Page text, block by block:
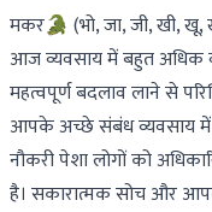
मकर🐊 (भो, जा, जी, खी, खू,
आज व्यवसाय में बहुत अधिक
महत्वपूर्ण बदलाव लाने से
आपके अच्छे संबंध व्यवसाय में
नौकरी पेशा लोगों को
है। सकारात्मक सोच और